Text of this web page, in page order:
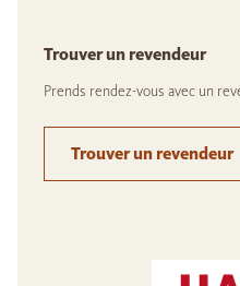
Trouver un revendeur
Prends rendez-vous avec un
Trouver un revendeur